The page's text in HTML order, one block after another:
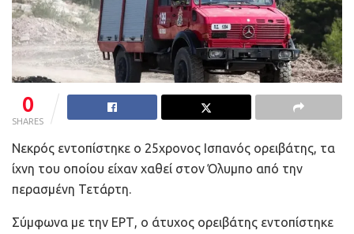
0
SHARES
Νεκρός εντοπίστηκε ο 25χρονος Ισπανός ορειβάτης, τα
ίχνη του οποίου είχαν χαθεί στον Όλυμπο από την
περασμένη Τετάρτη.
Σύμφωνα με την ΕΡΤ, ο άτυχος ορειβάτης εντοπίστηκε